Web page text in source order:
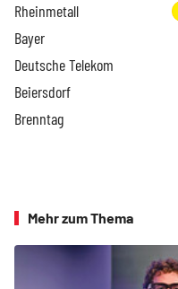
Rheinmetall
Bayer
Deutsche Telekom
Beiersdorf
Brenntag
Mehr zum Thema